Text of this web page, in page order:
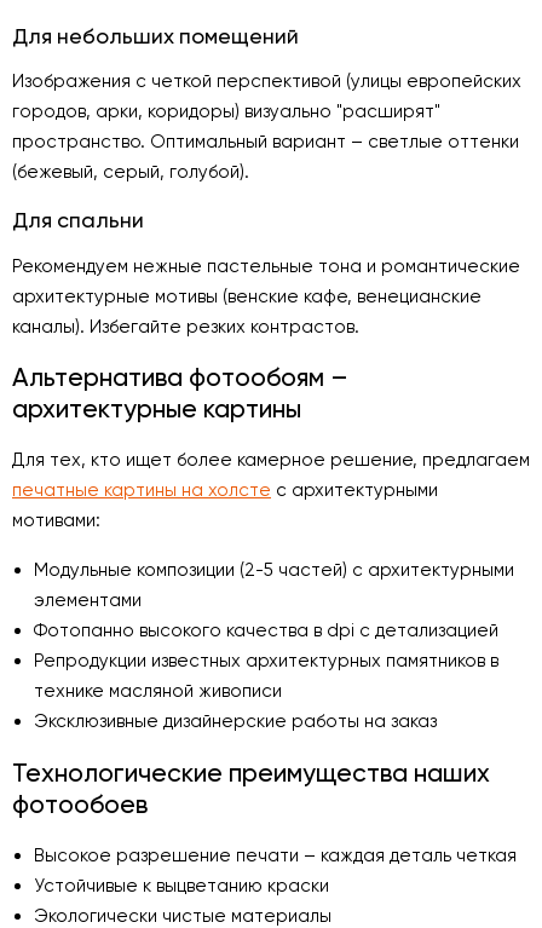
Для небольших помещений
Изображения с четкой перспективой (улицы европейских
городов, арки, коридоры) визуально "расширят"
пространство. Оптимальный вариант – светлые оттенки
(бежевый, серый, голубой).
Для спальни
Рекомендуем нежные пастельные тона и романтические
архитектурные мотивы (венские кафе, венецианские
каналы). Избегайте резких контрастов.
Альтернатива фотообоям –
архитектурные картины
Для тех, кто ищет более камерное решение, предлагаем
печатные картины на холсте с архитектурными
мотивами:
Модульные композиции (2-5 частей) с архитектурными
элементами
Фотопанно высокого качества в dpi с детализацией
Репродукции известных архитектурных памятников в
технике масляной живописи
Эксклюзивные дизайнерские работы на заказ
Технологические преимущества наших
фотообоев
Высокое разрешение печати – каждая деталь четкая
Устойчивые к выцветанию краски
Экологически чистые материалы